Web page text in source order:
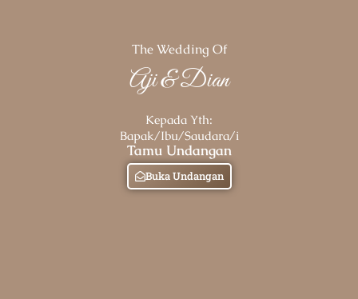
The Wedding Of
Aji & Dian
Kepada Yth:
Bapak/Ibu/Saudara/i
Tamu Undangan
Buka Undangan